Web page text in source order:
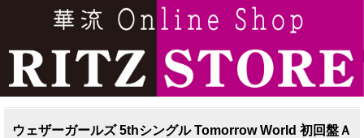
ウェザーガールズ 5thシングル Tomorrow World 初回盤Ａ